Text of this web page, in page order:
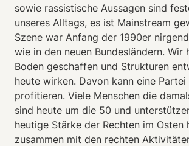
sowie rassistische Aussagen sind
unseres Alltags, es ist Mainstream
Szene war Anfang der 1990er
wie in den neuen Bundesländern. Wir
Boden geschaffen und Strukturen
heute wirken. Davon kann eine
profitieren. Viele Menschen die
sind heute um die 50 und
heutige Stärke der Rechten im Osten
zusammen mit den rechten